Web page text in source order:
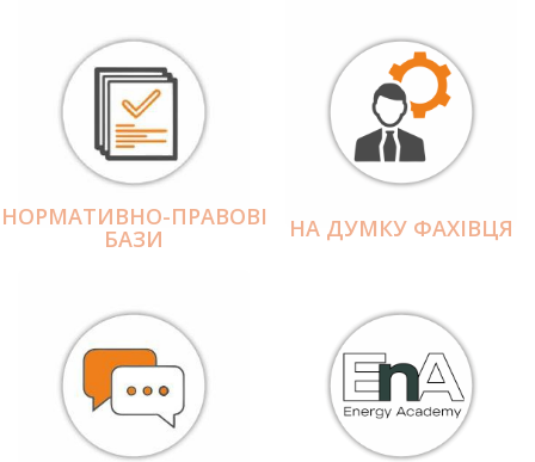
НОРМАТИВНО-ПРАВОВІ
БАЗИ НА ДУМКУ ФАХІВЦЯ